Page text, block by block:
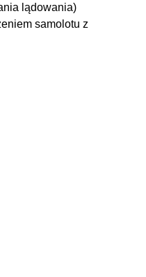
lądowania)
samolotu z